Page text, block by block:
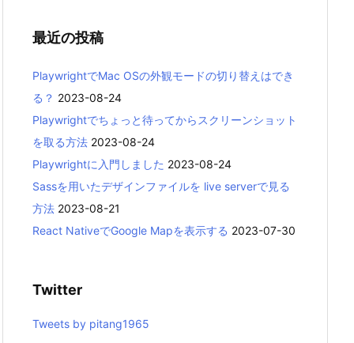
最近の投稿
PlaywrightでMac OSの外観モードの切り替えはでき
る？ 2023-08-24
Playwrightでちょっと待ってからスクリーンショット
を取る方法 2023-08-24
Playwrightに入門しました 2023-08-24
Sassを用いたデザインファイルを live serverで見る
方法 2023-08-21
React NativeでGoogle Mapを表示する 2023-07-30
Twitter
Tweets by pitang1965